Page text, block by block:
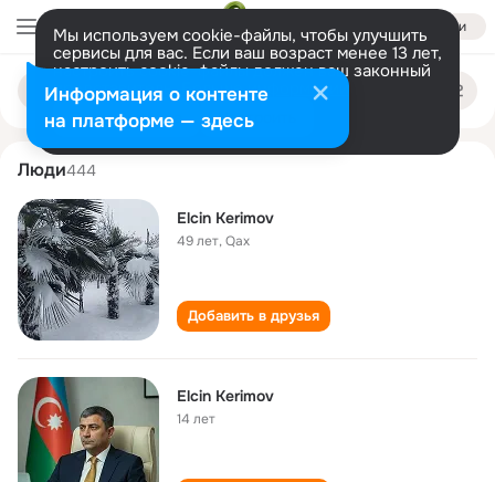
Войти
Мы используем cookie-файлы, чтобы улучшить
сервисы для вас. Если ваш возраст менее 13 лет,
настроить cookie-файлы должен ваш законный
представитель. Больше информации
Разрешить все Настроить
Поиск
людям
elcin kerimov
Люди444
Elcin Kerimov
49 лет,Qax
Добавить в друзья
Elcin Kerimov
14 лет
Информация о контенте
на платформе — здесь